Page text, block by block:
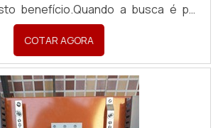
benefício.Quando a busca é por
de força e luz, com a Pégaso
o cliente poderá contar ótima
pagamento acessível.DETALHES
COTAR AGORA